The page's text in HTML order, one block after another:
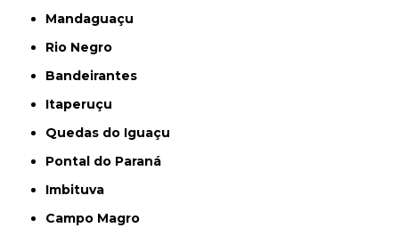
Mandaguaçu
Rio Negro
Bandeirantes
Itaperuçu
Quedas do Iguaçu
Pontal do Paraná
Imbituva
Campo Magro